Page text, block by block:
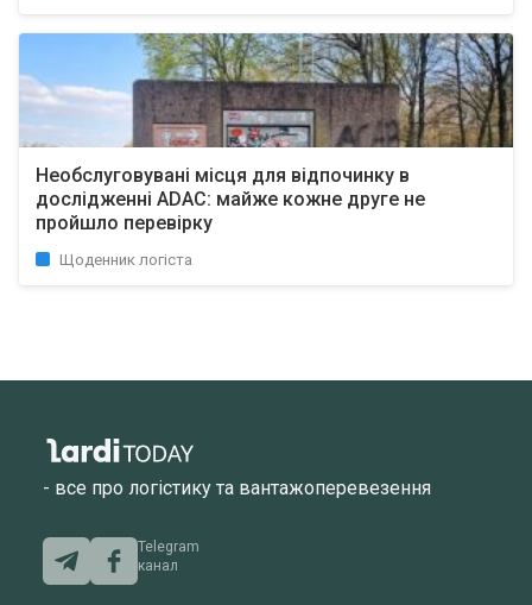
Необслуговувані місця для відпочинку в
дослідженні ADAC: майже кожне друге не
пройшло перевірку
Щоденник логіста
- все про логістику та вантажоперевезення
Telegram
канал